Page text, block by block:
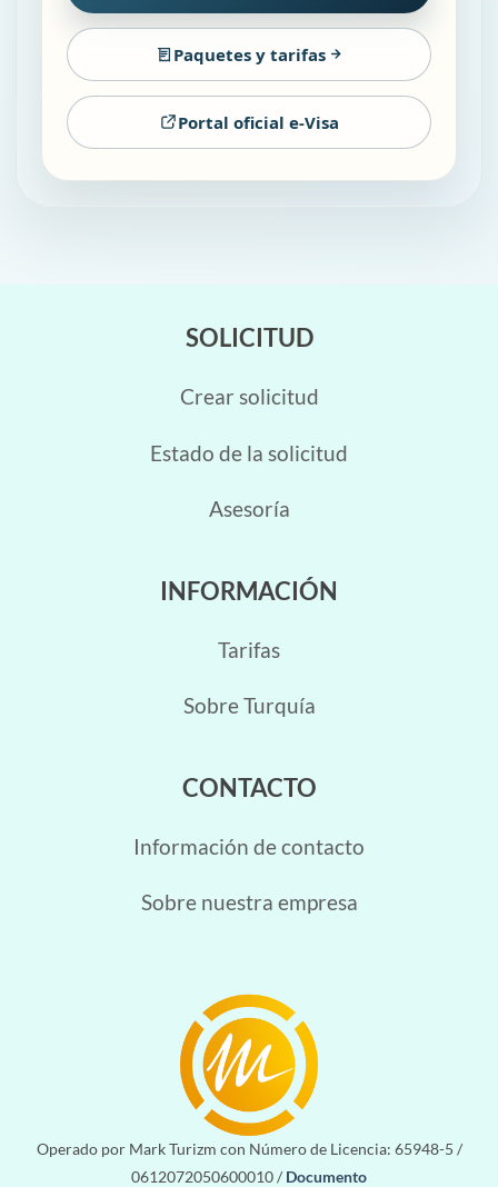
Paquetes y tarifas
Portal oficial e-Visa
SOLICITUD
Crear solicitud
Estado de la solicitud
Asesoría
INFORMACIÓN
Tarifas
Sobre Turquía
CONTACTO
Información de contacto
Sobre nuestra empresa
Operado por Mark Turizm con Número de Licencia: 65948-5 /
0612072050600010 / Documento